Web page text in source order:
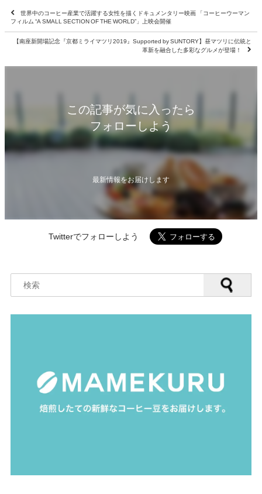
世界中のコーヒー産業で活躍する女性を描くドキュメンタリー映画 「コーヒーウーマン
フィルム “A SMALL SECTION OF THE WORLD”」上映会開催
【南座新開場記念『京都ミライマツリ2019』Supported by SUNTORY】昼マツリに伝統と
革新を融合した多彩なグルメが登場！
この記事が気に入ったら
フォローしよう
最新情報をお届けします
Twitterでフォローしよう